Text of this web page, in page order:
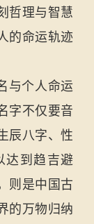
哲理与智慧
的命运轨迹
与个人命运
字不仅要音
辰八字、性
达到趋吉避
则是中国古
的万物归纳